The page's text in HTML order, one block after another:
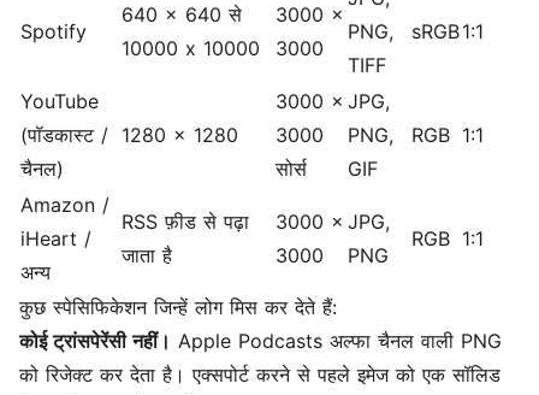
Spotify
640 x 640 से
10000 x 10000
3000 x
3000
PNG,
TIFF
sRGB1:1
YouTube
(पॉडकास्ट /
चैनल)
1280 x 1280
3000 x
3000
सोर्स
JPG,
PNG,
GIF
RGB 1:1
Amazon /
iHeart /
अन्य
RSS फ़ीड से पढ़ा
जाता है
3000 x
3000
JPG,
PNG
RGB 1:1
कुछ स्पेसिफिकेशन जिन्हें लोग मिस कर देते हैं:
कोई ट्रांसपेरेंसी नहीं। Apple Podcasts अल्फा चैनल वाली PNG
को रिजेक्ट कर देता है। एक्सपोर्ट करने से पहले इमेज को एक सॉलिड